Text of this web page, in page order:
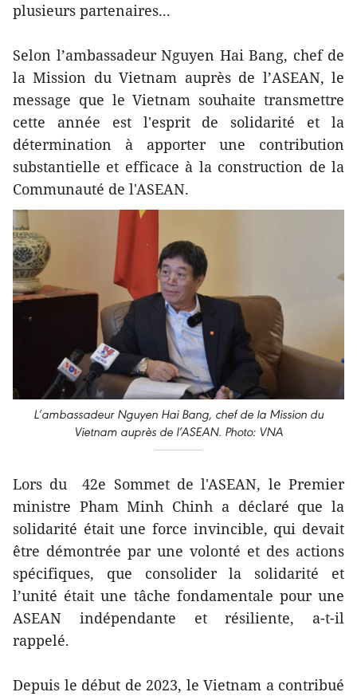
plusieurs partenaires...
Selon l’ambassadeur Nguyen Hai Bang, chef de
la Mission du Vietnam auprès de l’ASEAN, le
message que le Vietnam souhaite transmettre
cette année est l'esprit de solidarité et la
détermination à apporter une contribution
substantielle et efficace à la construction de la
Communauté de l'ASEAN.
L’ambassadeur Nguyen Hai Bang, chef de la Mission du
Vietnam auprès de l’ASEAN. Photo: VNA
Lors du 42e Sommet de l'ASEAN, le Premier
ministre Pham Minh Chinh a déclaré que la
solidarité était une force invincible, qui devait
être démontrée par une volonté et des actions
spécifiques, que consolider la solidarité et
l’unité était une tâche fondamentale pour une
ASEAN indépendante et résiliente, a-t-il
rappelé.
Depuis le début de 2023, le Vietnam a contribué